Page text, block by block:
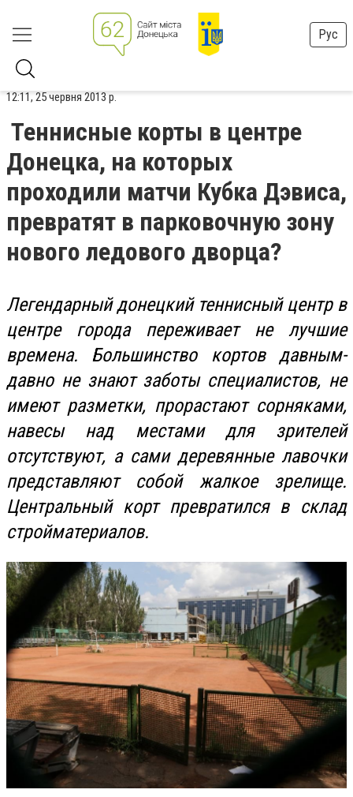
Рус
12:11, 25 червня 2013 р.
Теннисные корты в центре
Донецка, на которых
проходили матчи Кубка Дэвиса,
превратят в парковочную зону
нового ледового дворца?
Легендарный донецкий теннисный центр в
центре города переживает не лучшие
времена. Большинство кортов давным-
давно не знают заботы специалистов, не
имеют разметки, прорастают сорняками,
навесы над местами для зрителей
отсутствуют, а сами деревянные лавочки
представляют собой жалкое зрелище.
Центральный корт превратился в склад
стройматериалов.